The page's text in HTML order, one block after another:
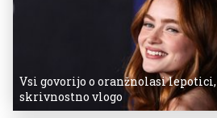
Vsi govorijo o oranžnolasi
skrivnostno vlogo